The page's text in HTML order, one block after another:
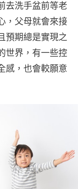
去洗手盆前等老
，父母就會來接
預期總是實現之
世界，有一些控
感，也會較願意